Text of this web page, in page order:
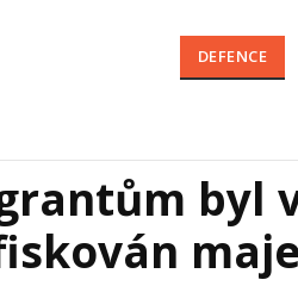
DEFENCE
byl